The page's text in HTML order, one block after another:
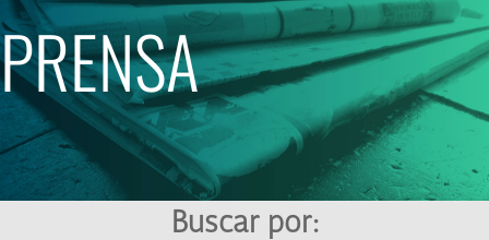
PRENSA
Buscar por: